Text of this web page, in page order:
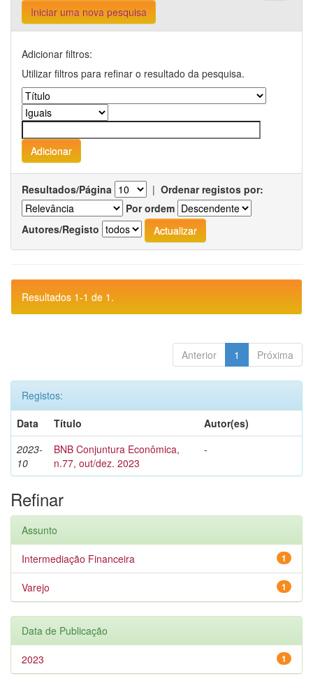
Iniciar uma nova pesquisa
Adicionar filtros:
Utilizar filtros para refinar o resultado da pesquisa.
Resultados/Página | Ordenar registos por:
Por ordem
Autores/Registo
Resultados 1-1 de 1.
Anterior 1 Próxima
Registos:
Data
Título
Autor(es)
2023-
10
BNB Conjuntura Econômica,
n.77, out/dez. 2023
-
Refinar
Assunto
1
Intermediação Financeira
1
Varejo
Data de Publicação
1
2023